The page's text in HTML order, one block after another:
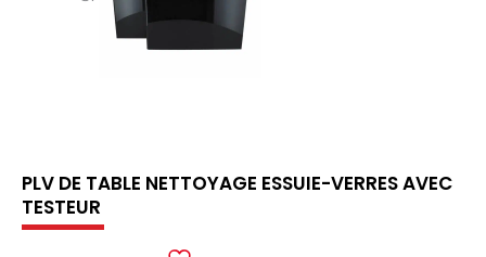
PLV DE TABLE NETTOYAGE ESSUIE-VERRES AVEC
TESTEUR